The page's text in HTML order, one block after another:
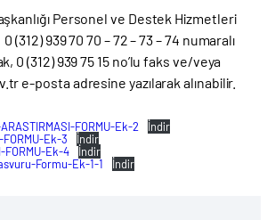
Personel ve Destek Hizmetleri
(312) 939 70 70 – 72 – 73 – 74 numaralı
0 (312) 939 75 15 no’lu faks ve/veya
e-posta adresine yazılarak alınabilir.
FORMU-Ek-2
İndir
FORMU-Ek-3
İndir
FORMU-Ek-4
İndir
Formu-Ek-1-1
İndir